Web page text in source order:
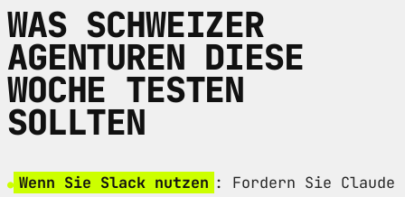
WAS SCHWEIZER
AGENTUREN DIESE
WOCHE TESTEN
SOLLTEN
Wenn Sie Slack nutzen : Fordern Sie Claude